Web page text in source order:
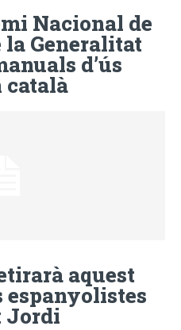
Nacional de
la Generalitat
d’ús
català
aquest
Jordi